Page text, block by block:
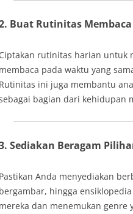
Buat Rutinitas Membaca
Ciptakan rutinitas harian untuk
membaca pada waktu yang
Rutinitas ini juga membantu
bagian dari kehidupan
Sediakan Beragam
Pastikan Anda menyediakan
bergambar, hingga
mereka dan menemukan genre